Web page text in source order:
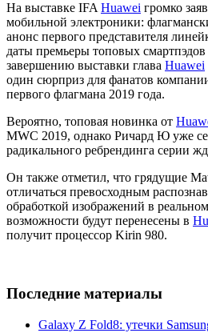
На выставке IFA Huawei громко
мобильной электроники:
анонс первого представителя
даты премьеры топовых
завершению выставки глава Huawei
один сюрприз для фанатов
первого флагмана 2019 года.
Вероятно, топовая новинка от
MWC 2019, однако Ричард Ю уже
радикального ребрендинга серии
Он также отметил, что грядущие
отличаться превосходным
обработкой изображений в
возможности будут перенесены в
получит процессор Kirin 980.
Последние материалы
Galaxy Z Fold8: утечки